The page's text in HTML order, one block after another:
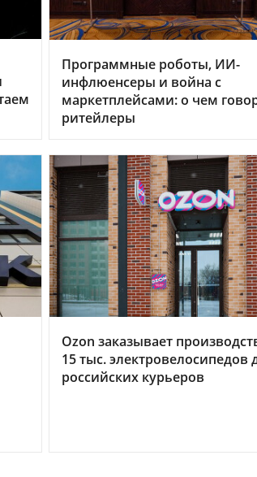
Программные роботы, ИИ-
инфлюенсеры и война с
маркетплейсами: о чем
ритейлеры
Ozon заказывает
15 тыс. электровелосипедов
российских курьеров